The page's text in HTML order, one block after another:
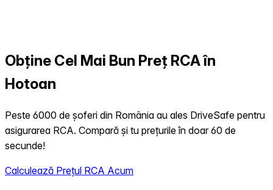
Obține Cel Mai Bun Preț RCA în
Hotoan
Peste 6000 de șoferi din România au ales DriveSafe pentru
asigurarea RCA. Compară și tu prețurile în doar 60 de
secunde!
Calculează Prețul RCA Acum